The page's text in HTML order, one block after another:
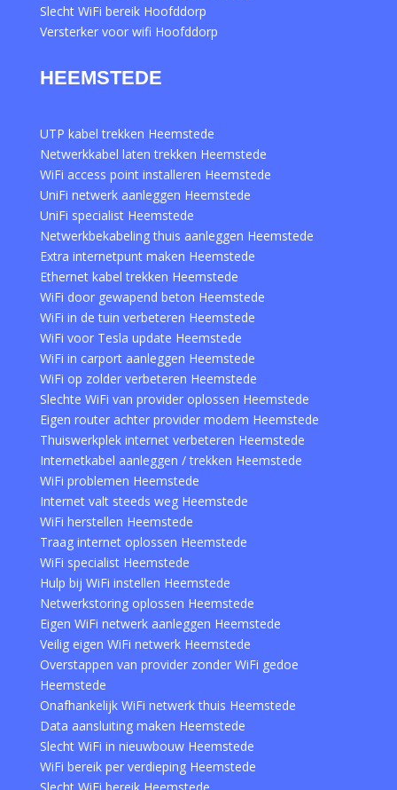
Slecht WiFi bereik Hoofddorp
Versterker voor wifi Hoofddorp
HEEMSTEDE
UTP kabel trekken Heemstede
Netwerkkabel laten trekken Heemstede
WiFi access point installeren Heemstede
UniFi netwerk aanleggen Heemstede
UniFi specialist Heemstede
Netwerkbekabeling thuis aanleggen Heemstede
Extra internetpunt maken Heemstede
Ethernet kabel trekken Heemstede
WiFi door gewapend beton Heemstede
WiFi in de tuin verbeteren Heemstede
WiFi voor Tesla update Heemstede
WiFi in carport aanleggen Heemstede
WiFi op zolder verbeteren Heemstede
Slechte WiFi van provider oplossen Heemstede
Eigen router achter provider modem Heemstede
Thuiswerkplek internet verbeteren Heemstede
Internetkabel aanleggen / trekken Heemstede
WiFi problemen Heemstede
Internet valt steeds weg Heemstede
WiFi herstellen Heemstede
Traag internet oplossen Heemstede
WiFi specialist Heemstede
Hulp bij WiFi instellen Heemstede
Netwerkstoring oplossen Heemstede
Eigen WiFi netwerk aanleggen Heemstede
Veilig eigen WiFi netwerk Heemstede
Overstappen van provider zonder WiFi gedoe
Heemstede
Onafhankelijk WiFi netwerk thuis Heemstede
Data aansluiting maken Heemstede
Slecht WiFi in nieuwbouw Heemstede
WiFi bereik per verdieping Heemstede